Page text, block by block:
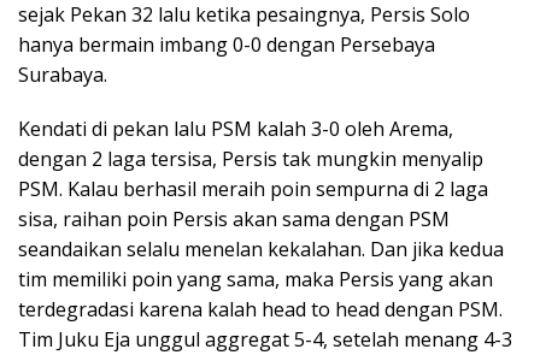
sejak Pekan 32 lalu ketika pesaingnya, Persis Solo
hanya bermain imbang 0-0 dengan Persebaya
Surabaya.
Kendati di pekan lalu PSM kalah 3-0 oleh Arema,
dengan 2 laga tersisa, Persis tak mungkin menyalip
PSM. Kalau berhasil meraih poin sempurna di 2 laga
sisa, raihan poin Persis akan sama dengan PSM
seandaikan selalu menelan kekalahan. Dan jika kedua
tim memiliki poin yang sama, maka Persis yang akan
terdegradasi karena kalah head to head dengan PSM.
Tim Juku Eja unggul aggregat 5-4, setelah menang 4-3